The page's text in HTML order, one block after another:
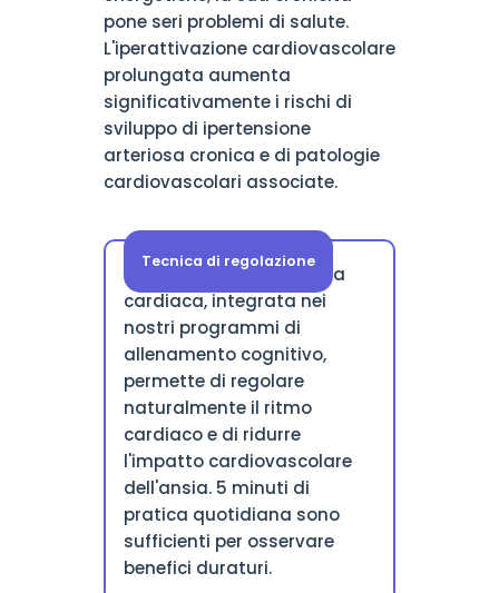
pone seri problemi di salute.
L'iperattivazione cardiovascolare
prolungata aumenta
significativamente i rischi di
sviluppo di ipertensione
arteriosa cronica e di patologie
cardiovascolari associate.
Tecnica di regolazione
La pratica della coerenza
cardiaca, integrata nei
nostri programmi di
allenamento cognitivo,
permette di regolare
naturalmente il ritmo
cardiaco e di ridurre
l'impatto cardiovascolare
dell'ansia. 5 minuti di
pratica quotidiana sono
sufficienti per osservare
benefici duraturi.